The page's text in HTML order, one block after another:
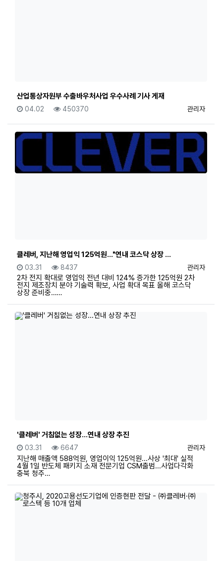
산업통상자원부 수출바우처사업 우수사례 기사 게재
등록자
관리자
등록일
04.02 조회
450370
클레버, 지난해 영업익 125억원…"연내 코스닥 상장 …
등록자
관리자
등록일
03.31 조회
8437
2차 전지 확대로 영업익 전년 대비 124% 증가한 125억원 2차
전지 제조장치 분야 기술력 확보, 사업 확대 목표 올해 코스닥
상장 준비중……
'클레버' 거침없는 성장...연내 상장 추진
등록자
관리자
등록일
03.31 조회
6647
지난해 매출액 588억원, 영업이익 125억원...사상 '최대' 실적
4월 1일 반도체 패키지 소재 전문기업 CSM출범...사업다각화
충북 청주…